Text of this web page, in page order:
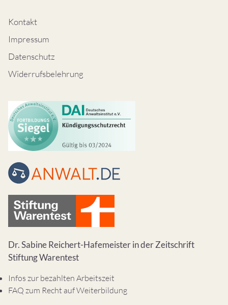
Kontakt
Impressum
Datenschutz
Widerrufsbelehrung
Dr. Sabine Reichert-Hafemeister in der Zeitschrift
Stiftung Warentest
Infos zur bezahlten Arbeitszeit
FAQ zum Recht auf Weiterbildung